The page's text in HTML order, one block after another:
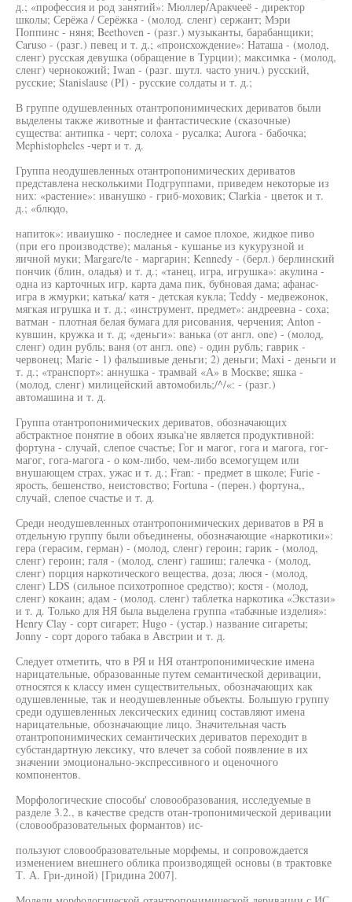
д.; «профессия и род занятий»: Мюллер/Аракчееё - директор
школы; Серёжа / Серёжка - (молод. сленг) сержант; Мэри
Поппинс - няня; Beethoven - (разг.) музыканты, барабанщики;
Caruso - (разг.) певец и т. д.; «происхождение»: Наташа - (молод,
сленг) русская девушка (обращение в Турции); максимка - (молод,
сленг) чернокожий; Iwan - (разг. шутл. часто унич.) русский,
русские; Stanislause (PI) - русские солдаты и т. д.;
В группе одушевленных отантропонимических дериватов были
выделены также животные и фантастические (сказочные)
существа: антипка - черт; солоха - русалка; Aurora - бабочка;
Mephistopheles -черт и т. д.
Группа неодушевленных отантропонимических дериватов
представлена несколькими Подгруппами, приведем некоторые из
них: «растение»: иванушко - гриб-моховик; Clarkia - цветок и т.
д.; «блюдо,
напиток»: иваиушко - последнее и самое плохое, жидкое пиво
(при его производстве); маланья - кушанье из кукурузной и
яичной муки; Margare/te - маргарин; Kennedy - (берл.) берлинский
пончик (блин, оладья) и т. д.; «танец, игра, игрушка»: акулина -
одна из карточных игр, карта дама пик, бубновая дама; афанас-
игра в жмурки; катька/ катя - детская кукла; Teddy - медвежонок,
мягкая игрушка и т. д.; «инструмент, предмет»: андреевна - соха;
ватман - плотная белая бумага для рисования, черчения; Anton -
кувшин, кружка и т. д; «деньги»: ванька (от англ. one) - (молод,
сленг) один рубль; ваня (от англ. one) - один рубль; гаврик -
червонец; Marie - 1) фальшивые деньги; 2) деньги; Maxi - деньги и
т. д.; «транспорт»: аннушка - трамвай «А» в Москве; яшка -
(молод, сленг) милицейский автомобиль;/^/«: - (разг.)
автомашина и т. д.
Группа отантропонимических дериватов, обозначающих
абстрактное понятие в обоих языка'не является продуктивной:
фортуна - случай, слепое счастье; Гог и магог, гога и магога, гог-
магог, гога-магога - о ком-либо, чем-либо всемогущем или
внушающем страх, ужас и т. д.; Fran: - предмет в школе; Furie -
ярость, бешенство, неистовство; Fortuna - (перен.) фортуна,,
случай, слепое счастье и т. д.
Среди неодушевленных отантропонимических дериватов в РЯ в
отдельную группу были объединены, обозначающие «наркотики»:
гера (герасим, герман) - (молод, сленг) героин; гарик - (молод,
сленг) героин; галя - (молод, сленг) гашиш; галечка - (молод,
сленг) порция наркотического вещества, доза; люся - (молод,
сленг) LDS (сильное психотропное средство); костя - (молод,
сленг) кокаин; адам - (молод. сленг) таблетка наркотика «Экстази»
и т. д. Только для НЯ была выделена группа «табачные изделия»:
Henry Clay - сорт сигарет; Hugo - (устар.) название сигареты;
Jonny - сорт дорого табака в Австрии и т. д.
Следует отметить, что в РЯ и НЯ отантропонимические имена
нарицательные, образованные путем семантической деривации,
относятся к классу имен существительных, обозначающих как
одушевленные, так и неодушевленные объекты. Большую группу
среди одушевленных лексических единиц составляют имена
нарицательные, обозначающие лицо. Значительная часть
отантропонимических семантических дериватов переходит в
субстандартную лексику, что влечет за собой появление в их
значении эмоционально-экспрессивного и оценочного
компонентов.
Морфологические способы' словообразования, исследуемые в
разделе 3.2., в качестве средств отан-тропонимической деривации
(словообразовательных формантов) ис-
пользуют словообразовательные морфемы, и сопровождается
изменением внешнего облика производящей основы (в трактовке
Т. А. Гри-диной) [Гридина 2007].